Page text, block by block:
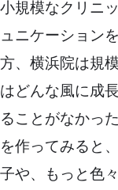
小規模なクリニ
ュニケーション
方、横浜院は規
はどんな風に成
ることがなかっ
を作ってみると
子や、もっと色